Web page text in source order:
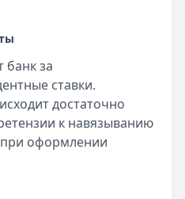
банк за
ставки.
достаточно
к навязыванию
при оформлении